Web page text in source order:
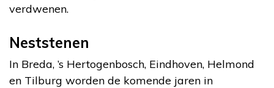
verdwenen.
Neststenen
In Breda, ’s Hertogenbosch, Eindhoven, Helmond
en Tilburg worden de komende jaren in